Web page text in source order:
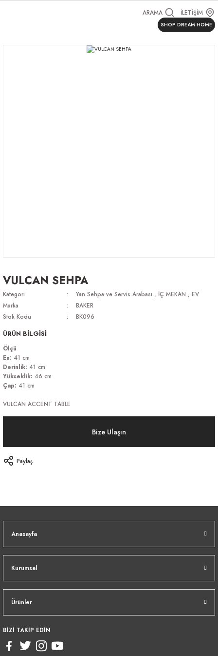
ARAMA İLETİŞİM
SHOP DREAM HOME
VULCAN SEHPA
Kategori Yan Sehpa ve Servis Arabası , İÇ MEKAN , EV
Marka
BAKER
Stok Kodu
BK096
ÜRÜN BİLGİSİ
Ölçü
En: 41 cm
Derinlik: 41 cm
Yükseklik: 46 cm
Çap: 41 cm
VULCAN ACCENT TABLE
Bize Ulaşın
Paylaş
Anasayfa
Kurumsal
Ürünler
BİZİ TAKİP EDİN